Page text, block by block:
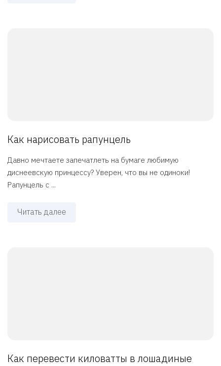
Как нарисовать рапунцель
Давно мечтаете запечатлеть на бумаге любимую
диснеевскую принцессу? Уверен, что вы не одиноки!
Рапунцель с ...
Читать далее
Как перевести киловатты в лошадиные